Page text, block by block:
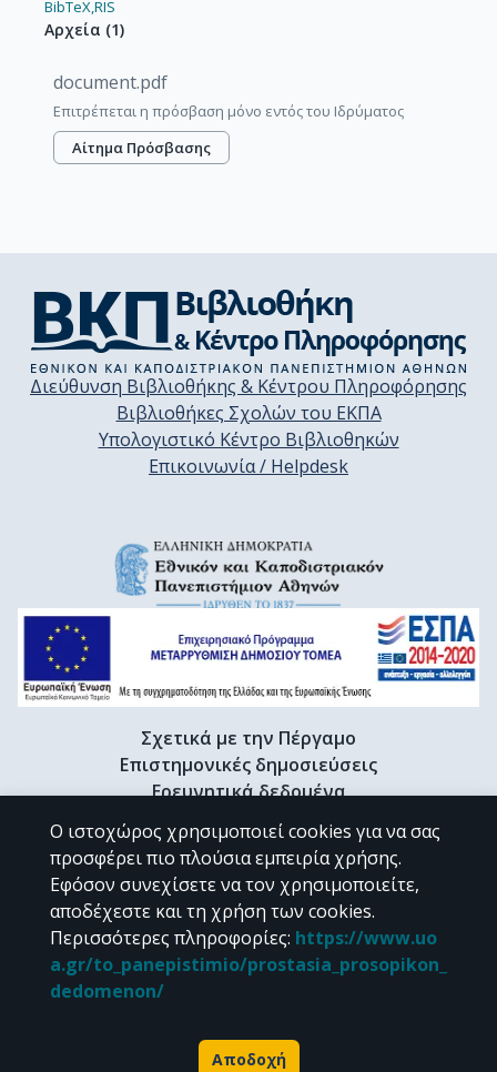
BibTeX,RIS
Αρχεία (1)
document.pdf
Επιτρέπεται η πρόσβαση μόνο εντός του Ιδρύματος
Αίτημα Πρόσβασης
Διεύθυνση Βιβλιοθήκης & Κέντρου Πληροφόρησης
Βιβλιοθήκες Σχολών του ΕΚΠΑ
Υπολογιστικό Κέντρο Βιβλιοθηκών
Επικοινωνία / Helpdesk
Σχετικά με την Πέργαμο
Επιστημονικές δημοσιεύσεις
Ερευνητικά δεδομένα
Διδακτορικές διατριβές & Γκρίζα βιβλιογραφία
Προφίλ Ερευνητή
CC BY-NC 4.0
Εκτός αν αναφέρεται διαφορετικά, το υλικό της "Περγάμου" διατίθεται
Powered by
Ο ιστοχώρος χρησιμοποιεί cookies για να σας
προσφέρει πιο πλούσια εμπειρία χρήσης.
Εφόσον συνεχίσετε να τον χρησιμοποιείτε,
αποδέχεστε και τη χρήση των cookies.
Περισσότερες πληροφορίες: https://www.uo
a.gr/to_panepistimio/prostasia_prosopikon_
dedomenon/
Αποδοχή